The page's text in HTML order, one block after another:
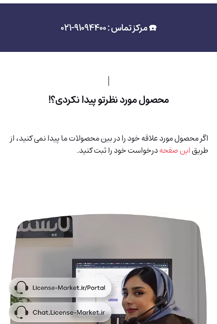
☎️ مرکز تماس : 91094400-021
محصول مورد نظرتو پیدا نکردی؟!
اگر محصول مورد علاقه خود را در بین محصولات ما پیدا نمی کنید، از
طریقاین صفحهدرخواست خود را ثبت کنید.